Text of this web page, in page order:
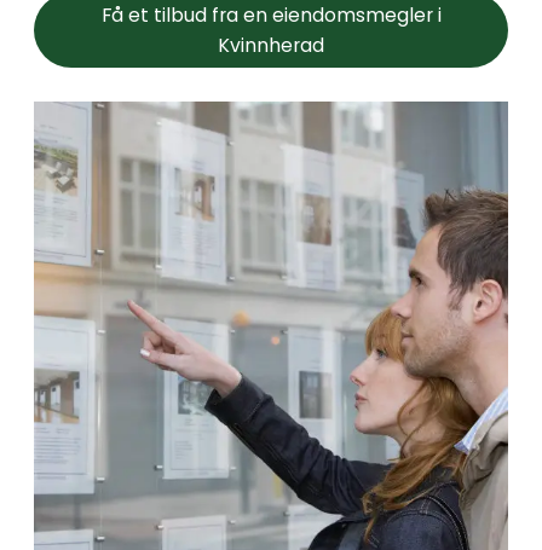
Få et tilbud fra en eiendomsmegler i
Kvinnherad